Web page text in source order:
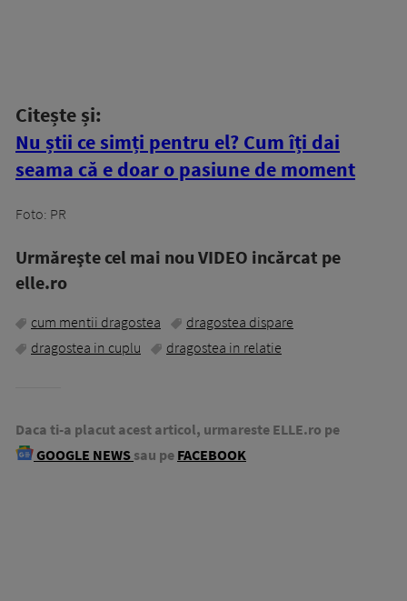
Citește și:
Nu știi ce simți pentru el? Cum îți dai
seama că e doar o pasiune de moment
Foto: PR
Urmăreşte cel mai nou VIDEO incărcat pe
elle.ro
cum mentii dragostea
dragostea dispare
dragostea in cuplu
dragostea in relatie
Daca ti-a placut acest articol, urmareste ELLE.ro pe
GOOGLE NEWS sau pe FACEBOOK